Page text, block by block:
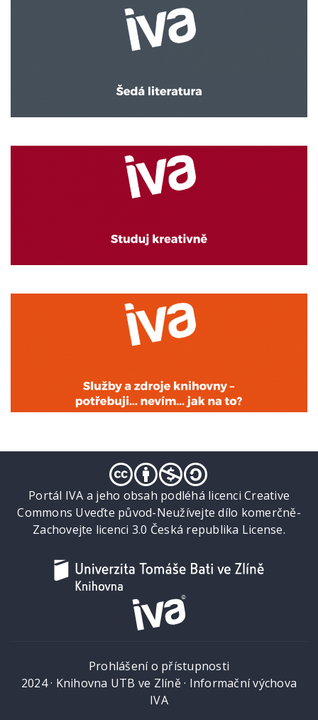
Portál IVA a jeho obsah podléhá licenci Creative
Commons Uveďte původ-Neužívejte dílo komerčně-
Zachovejte licenci 3.0 Česká republika License.
Prohlášení o přístupnosti
2024 · Knihovna UTB ve Zlíně· Informační výchova
IVA